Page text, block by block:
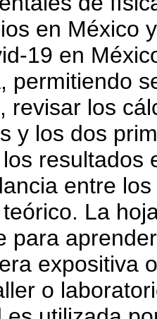
en México
19 en
permitiendo
revisar los
y los dos
resultados
entre
La
para
expositiva
o